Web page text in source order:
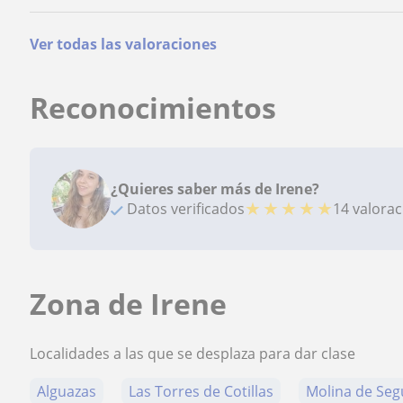
Ver todas las valoraciones
Reconocimientos
¿Quieres saber más de Irene?
Datos verificados★ ★ ★ ★ ★14
Zona de Irene
Localidades a las que se desplaza para dar clase
Alguazas
Las Torres de Cotillas Molina de